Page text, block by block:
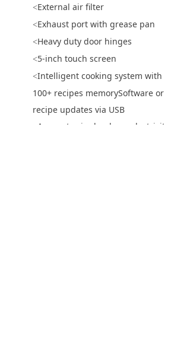
<External air filter
<Exhaust port with grease pan
<Heavy duty door hinges
<5-inch touch screen
<Intelligent cooking system with
100+ recipes memorySoftware or
recipe updates via USB
Access to single-phase electricity